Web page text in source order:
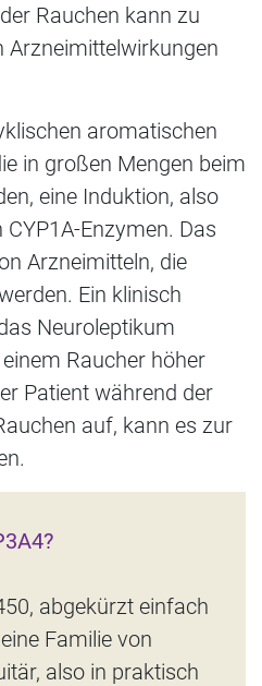
Rauchen kann zu
Arzneimittelwirkungen
aromatischen
in großen Mengen beim
eine Induktion, also
Enzymen. Das
Arzneimitteln, die
Ein klinisch
Neuroleptikum
Raucher höher
Patient während der
auf, kann es zur
abgekürzt einfach
Familie von
also in praktisch